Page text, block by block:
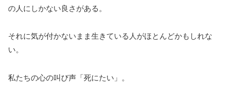
の人にしかない良さがある。
それに気が付かないまま生きている人がほとんどかもしれな
い。
私たちの心の叫び声「死にたい」。